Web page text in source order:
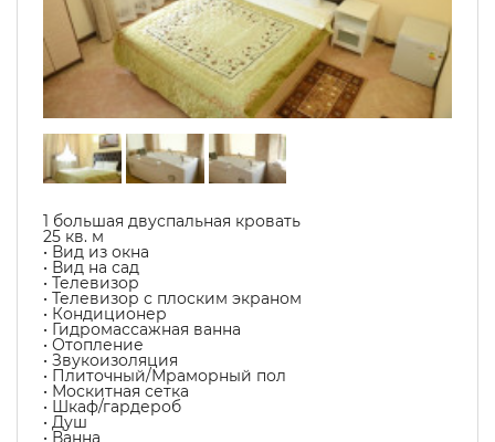
1 большая двуспальная кровать
25 кв. м
• Вид из окна
• Вид на сад
• Телевизор
• Телевизор с плоским экраном
• Кондиционер
• Гидромассажная ванна
• Отопление
• Звукоизоляция
• Плиточный/Мраморный пол
• Москитная сетка
• Шкаф/гардероб
• Душ
• Ванна